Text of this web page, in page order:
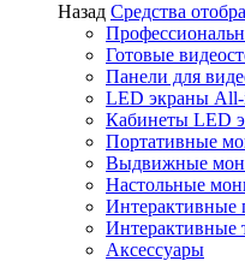
Назад Средства
Готовые
Панели для
LED экраны
Кабинеты LED
Портативные
Выдвижные
Настольные
Интерактивные
Интерактивные
Аксессуары